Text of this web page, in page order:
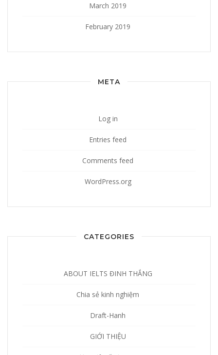
March 2019
February 2019
META
Log in
Entries feed
Comments feed
WordPress.org
CATEGORIES
ABOUT IELTS ĐINH THẮNG
Chia sẻ kinh nghiệm
Draft-Hanh
GIỚI THIỆU